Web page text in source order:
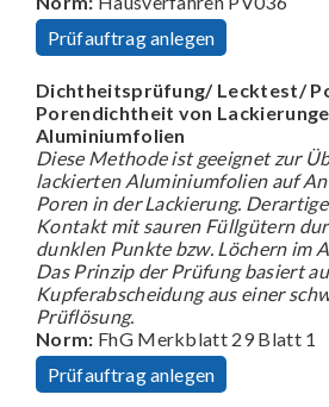
Prüfauftrag anlegen
Dichtheitsprüfung/ Lecktest/
Porendichtheit von
Aluminiumfolien
Diese Methode ist geeignet zur
lackierten Aluminiumfolien auf
Poren in der Lackierung.
Kontakt mit sauren Füllgütern
dunklen Punkte bzw. Löchern im
Das Prinzip der Prüfung basiert
Kupferabscheidung aus einer
Prüflösung.
Norm: FhG Merkblatt 29 Blatt 1
Prüfauftrag anlegen